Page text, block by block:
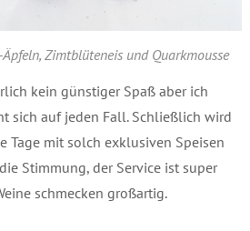
Zimtblüteneis und Quarkmousse
kein günstiger Spaß aber ich
sich auf jeden Fall. Schließlich wird
Tage mit solch exklusiven Speisen
Stimmung, der Service ist super
schmecken großartig.